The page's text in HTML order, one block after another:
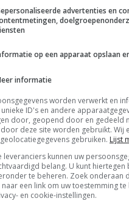
EISA
advertenties en
op een apparaat opslaan
informatie
worden verwerkt en
ID's en andere
door, geopend door en gedeeld
deze site worden gebruikt. Wij
gebruiken. Lijst
leveranciers kunnen uw
belang. U kunt
te beheren. Zoek onderaan
naar een link om uw toestemming
en cookie-instellingen.